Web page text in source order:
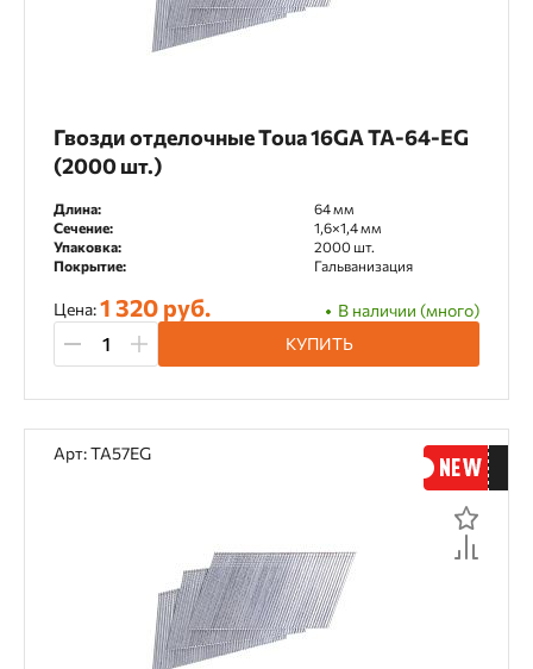
Гвозди отделочные Toua 16GA TA-64-EG
(2000 шт.)
Длина:
64 мм
Сечение:
1,6×1,4 мм
Упаковка:
2000 шт.
Покрытие:
Гальванизация
Цена:1 320 руб.
В наличии (много)
КУПИТЬ
Арт: TA57EG